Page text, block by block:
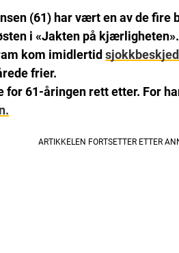
(61) har vært en av de fire
i «Jakten på kjærligheten».
kom imidlertid
frier.
for 61-åringen rett etter. For